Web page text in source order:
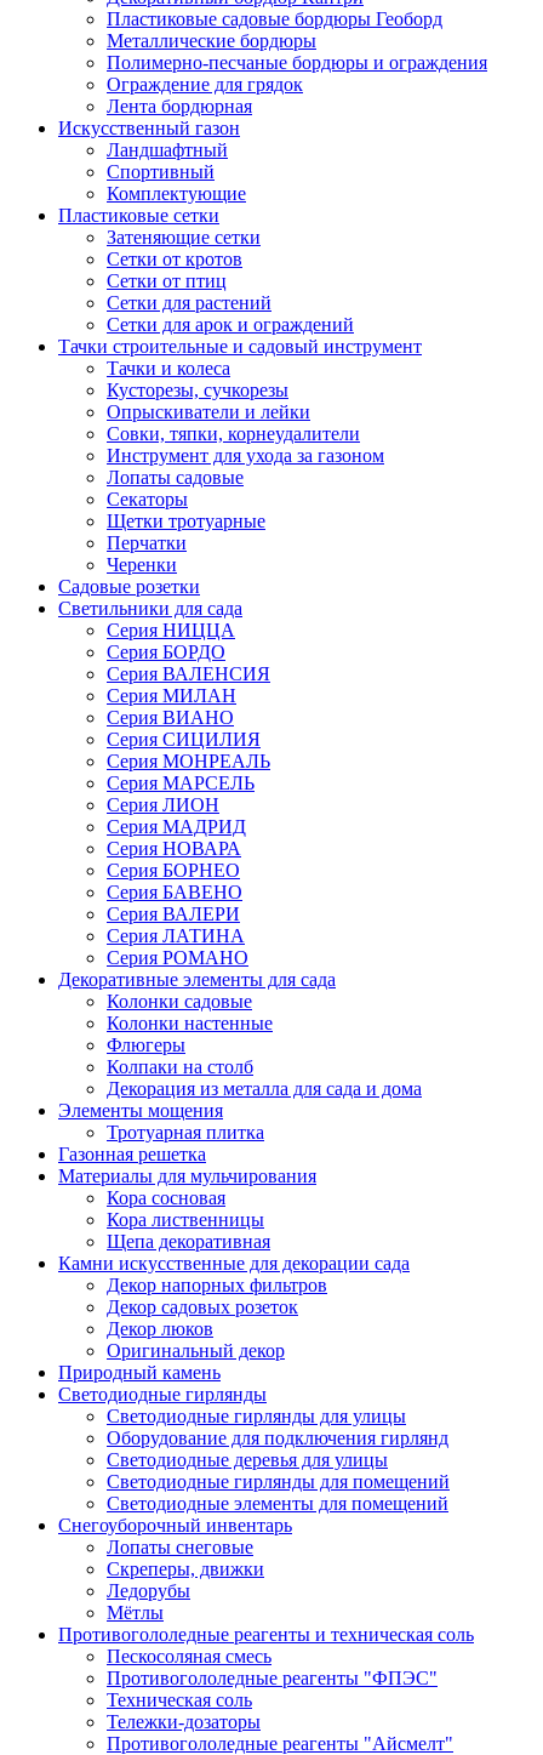
Пластиковые садовые бордюры Геоборд
Металлические бордюры
Полимерно-песчаные бордюры и ограждения
Ограждение для грядок
Лента бордюрная
Искусственный газон
Ландшафтный
Спортивный
Комплектующие
Пластиковые сетки
Затеняющие сетки
Сетки от кротов
Сетки от птиц
Сетки для растений
Сетки для арок и ограждений
Тачки строительные и садовый инструмент
Тачки и колеса
Кусторезы, сучкорезы
Опрыскиватели и лейки
Совки, тяпки, корнеудалители
Инструмент для ухода за газоном
Лопаты садовые
Секаторы
Щетки тротуарные
Перчатки
Черенки
Садовые розетки
Светильники для сада
Серия НИЦЦА
Серия БОРДО
Серия ВАЛЕНСИЯ
Серия МИЛАН
Серия ВИАНО
Серия СИЦИЛИЯ
Серия МОНРЕАЛЬ
Серия МАРСЕЛЬ
Серия ЛИОН
Серия МАДРИД
Серия НОВАРА
Серия БОРНЕО
Серия БАВЕНО
Серия ВАЛЕРИ
Серия ЛАТИНА
Серия РОМАНО
Декоративные элементы для сада
Колонки садовые
Колонки настенные
Флюгеры
Колпаки на столб
Декорация из металла для сада и дома
Элементы мощения
Тротуарная плитка
Газонная решетка
Материалы для мульчирования
Кора сосновая
Кора лиственницы
Щепа декоративная
Камни искусственные для декорации сада
Декор напорных фильтров
Декор садовых розеток
Декор люков
Оригинальный декор
Природный камень
Светодиодные гирлянды
Светодиодные гирлянды для улицы
Оборудование для подключения гирлянд
Светодиодные деревья для улицы
Светодиодные гирлянды для помещений
Светодиодные элементы для помещений
Снегоуборочный инвентарь
Лопаты снеговые
Скреперы, движки
Ледорубы
Мётлы
Противогололедные реагенты и техническая соль
Пескосоляная смесь
Противогололедные реагенты "ФПЭС"
Техническая соль
Тележки-дозаторы
Противогололедные реагенты "Айсмелт"